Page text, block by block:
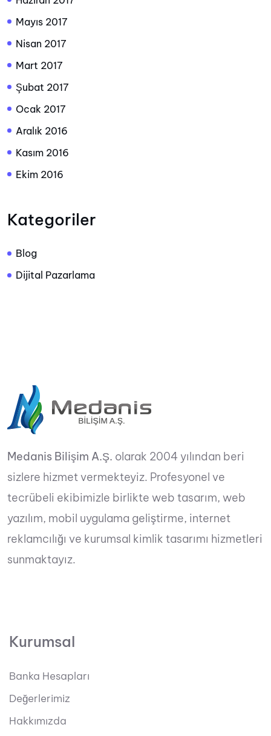
Mayıs 2017
Nisan 2017
Mart 2017
Şubat 2017
Ocak 2017
Aralık 2016
Kasım 2016
Ekim 2016
Kategoriler
Blog
Dijital Pazarlama
Medanis Bilişim A.Ş. olarak 2004 yılından beri
sizlere hizmet vermekteyiz. Profesyonel ve
tecrübeli ekibimizle birlikte web tasarım, web
yazılım, mobil uygulama geliştirme, internet
reklamcılığı ve kurumsal kimlik tasarımı hizmetleri
sunmaktayız.
Kurumsal
Banka Hesapları
Değerlerimiz
Hakkımızda